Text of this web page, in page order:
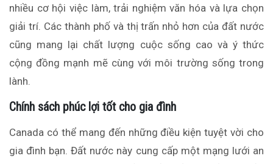
nhiều cơ hội việc làm, trải nghiệm văn hóa và lựa chọn
giải trí. Các thành phố và thị trấn nhỏ hơn của đất nước
cũng mang lại chất lượng cuộc sống cao và ý thức
cộng đồng mạnh mẽ cùng với môi trường sống trong
lành.
Chính sách phúc lợi tốt cho gia đình
Canada có thể mang đến những điều kiện tuyệt vời cho
gia đình bạn. Đất nước này cung cấp một mạng lưới an